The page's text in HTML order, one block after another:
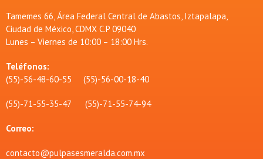
Tamemes 66, Área Federal Central de Abastos, Iztapalapa,
Ciudad de México, CDMX C.P 09040
Lunes – Viernes de 10:00 – 18:00 Hrs.
Teléfonos:
(55)-56-48-60-55 (55)-56-00-18-40
(55)-71-55-35-47 (55)-71-55-74-94
Correo:
contacto@pulpasesmeralda.com.mx